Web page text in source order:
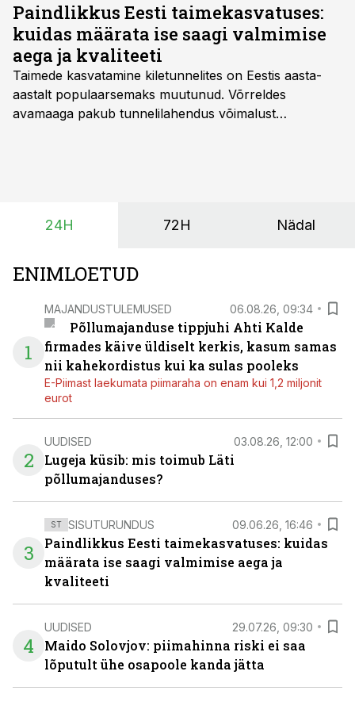
Paindlikkus Eesti taimekasvatuses:
kuidas määrata ise saagi valmimise
aega ja kvaliteeti
Taimede kasvatamine kiletunnelites on Eestis aasta-
aastalt populaarsemaks muutunud. Võrreldes
avamaaga pakub tunnelilahendus võimalust
24H 72H Nädal
ENIMLOETUD
1
MAJANDUSTULEMUSED 06.08.26, 09:34
Põllumajanduse tippjuhi Ahti Kalde
firmades käive üldiselt kerkis, kasum samas
nii kahekordistus kui ka sulas pooleks
E-Piimast laekumata piimaraha on enam kui 1,2 miljonit
eurot
2
UUDISED 03.08.26, 12:00
Lugeja küsib: mis toimub Läti
põllumajanduses?
3
ST SISUTURUNDUS 09.06.26, 16:46
Paindlikkus Eesti taimekasvatuses: kuidas
määrata ise saagi valmimise aega ja
kvaliteeti
4
UUDISED 29.07.26, 09:30
Maido Solovjov: piimahinna riski ei saa
lõputult ühe osapoole kanda jätta